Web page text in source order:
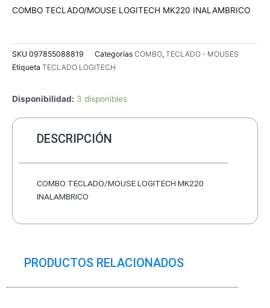
originalactual
COMBO TECLADO/MOUSE LOGITECH MK220 INALAMBRICO
SKU 097855088819 Categorías COMBO, TECLADO - MOUSES
Etiqueta TECLADO LOGITECH
Disponibilidad: 3 disponibles
DESCRIPCIÓN
COMBO TECLADO/MOUSE LOGITECH MK220
INALAMBRICO
PRODUCTOS RELACIONADOS